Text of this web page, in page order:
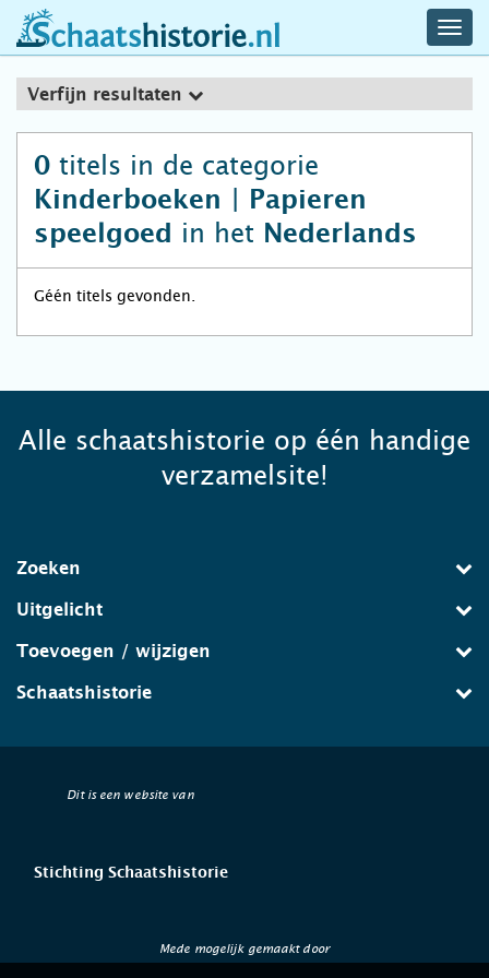
schaatshistorie.nl
Verfijn resultaten
0 titels in de categorie
Kinderboeken | Papieren
speelgoed
in het Nederlands
Géén titels gevonden.
Alle schaatshistorie op één handige
verzamelsite!
Zoeken
Uitgelicht
Toevoegen / wijzigen
Schaatshistorie
Dit is een website van
Stichting Schaatshistorie
Mede mogelijk gemaakt door